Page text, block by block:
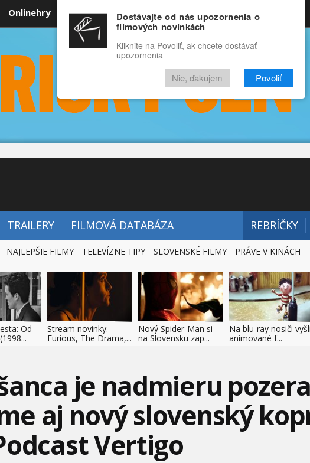
Onlinehry Rozprávky Funny Docu
RECENZIE VIDEÁ FILMY
TRAILERY FILMOVÁ DATABÁZA REBRÍČKY
NAJLEPŠIE FILMY TELEVÍZNE TIPY SLOVENSKÉ FILMY PRÁVE V KINÁCH
Od
Stream novinky:
Furious, The Drama,...
Nový Spider-Man si
na Slovensku zap...
Na blu-ray nosiči vyšli
animované f...
je nadmieru
aj nový slovenský
Vertigo
Dostávajte od nás upozornenia o
filmových novinkách
Kliknite na Povoliť, ak chcete dostávať
upozornenia
Nie, ďakujem Povoliť